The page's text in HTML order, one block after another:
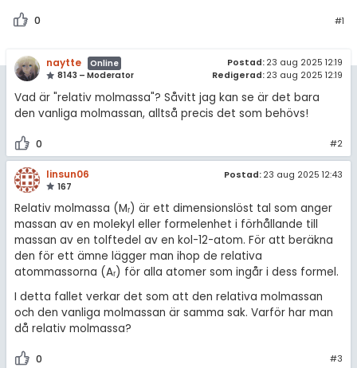
0 #1
naytte
Online
8143 – Moderator
Postad: 23 aug 2025 12:19
Redigerad: 23 aug 2025 12:19
Vad är "relativ molmassa"? Såvitt jag kan se är det bara
den vanliga molmassan, alltså precis det som behövs!
0 #2
linsun06
167
Postad: 23 aug 2025 12:43
Relativ molmassa (Mᵣ) är ett dimensionslöst tal som anger
massan av en molekyl eller formelenhet i förhållande till
massan av en tolftedel av en kol-12-atom. För att beräkna
den för ett ämne lägger man ihop de relativa
atommassorna (Aᵣ) för alla atomer som ingår i dess formel.
I detta fallet verkar det som att den relativa molmassan
och den vanliga molmassan är samma sak. Varför har man
då relativ molmassa?
0 #3